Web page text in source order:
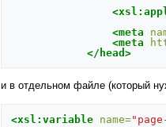
<meta
<meta
</head>
и в отдельном файле (который
<xsl:variable name=